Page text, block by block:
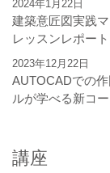
2024年1月22日
建築意匠図実践
レッスンレポート
2023年12月22日
AUTOCADでの
ルが学べる新コ
講座